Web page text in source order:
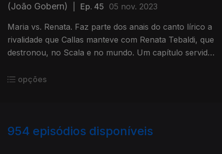
(João Gobern)
Ep. 45 05 nov. 2023
Maria vs. Renata. Faz parte dos anais do canto lírico a
rivalidade que Callas manteve com Renata Tebaldi, que
destronou, no Scala e no mundo. Um capítulo servido
opções
954 episódios disponíveis